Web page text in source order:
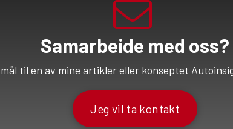
Samarbeide med oss?
til en av mine artikler eller konseptet
Jeg vil ta kontakt